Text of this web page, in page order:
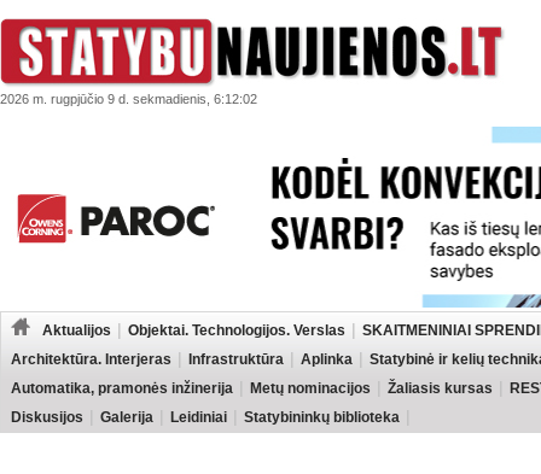
2026 m. rugpjūčio 9 d. sekmadienis, 6:12:02
Aktualijos Objektai. Technologijos. Verslas
SKAITMENINIAI
Architektūra. Interjeras
Infrastruktūra Aplinka
Statybinė ir kelių
Automatika, pramonės inžinerija
Metų nominacijos Žaliasis kursas
Diskusijos
Galerija Leidiniai Statybininkų biblioteka